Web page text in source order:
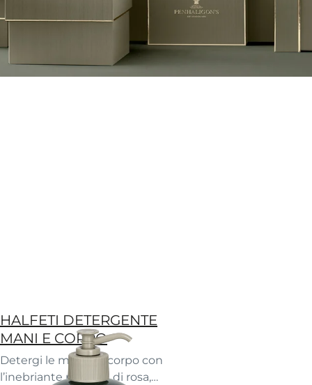
HALFETI DETERGENTE
MANI E CORPO
Detergi le mani e il corpo con
l’inebriante pozione di rosa,